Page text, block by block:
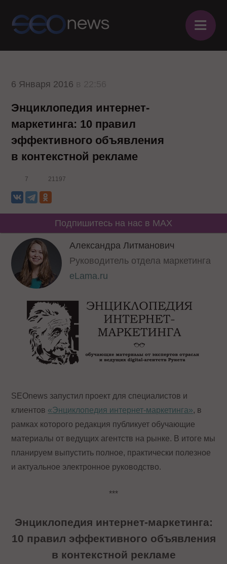
≡
6 Января 2016
Энциклопедия интернет-
маркетинга: 10 правил
эффективного объявления
в контекстной рекламе
7 21197
Подпишитесь на нас в MAX
Александра Литманович
Руководитель отдела маркетинга
eLama.ru
SEOnews запустил проект для специалистов и
клиентов «Энциклопедия интернет-маркетинга», в
рамках которого редакция публикует обучающие
материалы от ведущих агентств на рынке. В итоге мы
планируем выпустить полное, практически полезное
и актуальное электронное руководство.
***
Энциклопедия интернет-маркетинга:
10 правил эффективного объявления
в контекстной рекламе